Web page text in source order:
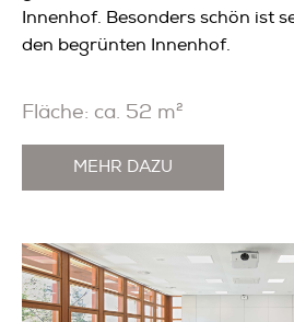
Innenhof. Besonders schön ist
den begrünten Innenhof.
Fläche: ca. 52 m²
MEHR DAZU